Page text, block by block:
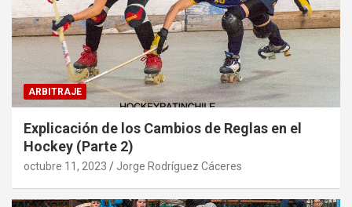
ARBITRAJE
Explicación de los Cambios de Reglas en el
Hockey (Parte 2)
octubre 11, 2023 Jorge Rodríguez Cáceres